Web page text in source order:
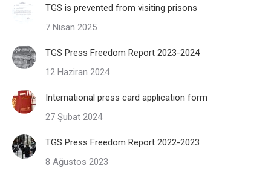
TGS is prevented from visiting prisons
7 Nisan 2025
TGS Press Freedom Report 2023-2024
12 Haziran 2024
International press card application form
27 Şubat 2024
TGS Press Freedom Report 2022-2023
8 Ağustos 2023